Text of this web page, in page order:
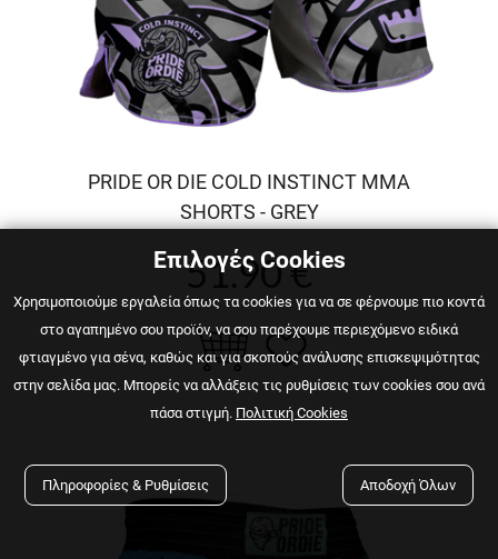
PRIDE OR DIE COLD INSTINCT MMA
SHORTS - GREY
51.90 €
Επιλογές Cookies
Χρησιμοποιούμε εργαλεία όπως τα cookies για να σε φέρνουμε πιο κοντά
στο αγαπημένο σου προϊόν, να σου παρέχουμε περιεχόμενο ειδικά
φτιαγμένο για σένα, καθώς και για σκοπούς ανάλυσης επισκεψιμότητας
στην σελίδα μας. Μπορείς να αλλάξεις τις ρυθμίσεις των cookies σου ανά
πάσα στιγμή. Πολιτική Cookies
Πληροφορίες & Ρυθμίσεις Αποδοχή Όλων